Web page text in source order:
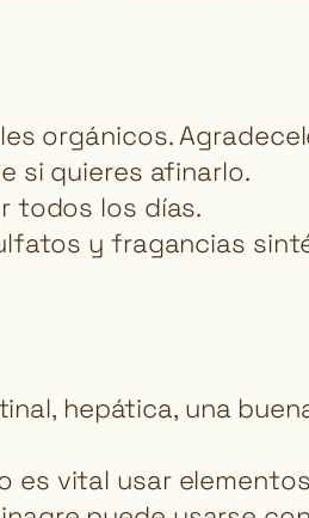
orgánicos.
si quieres afinarlo.
todos los días.
y fragancias
hepática, una
es vital usar